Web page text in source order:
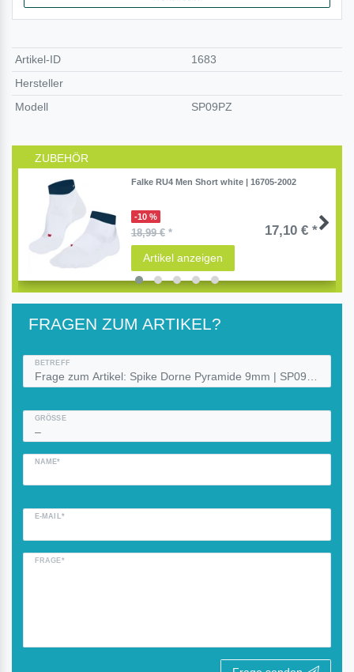
Artikel-ID
1683
Hersteller
Modell
SP09PZ
ZUBEHÖR
Falke RU4 Men Short white | 16705-2002
-10 %
18,99 €* 17,10 € *
Artikel anzeigen
FRAGEN ZUM ARTIKEL?
BETREFF
GRÖSSE
NAME*
E-MAIL*
FRAGE*